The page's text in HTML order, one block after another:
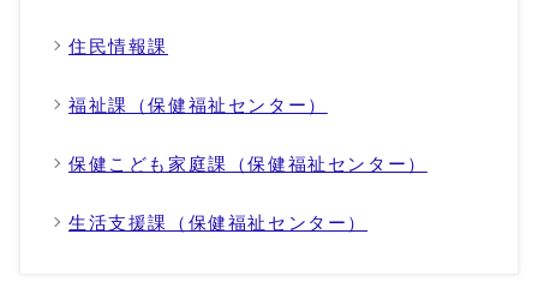
住民情報課
福祉課（保健福祉センター）
保健こども家庭課（保健福祉センター）
生活支援課（保健福祉センター）